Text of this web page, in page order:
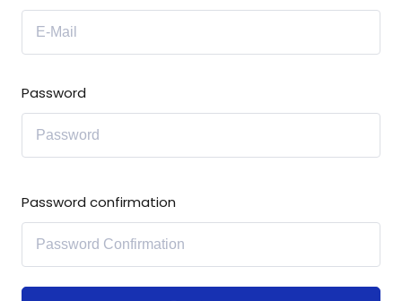
Password
Password confirmation